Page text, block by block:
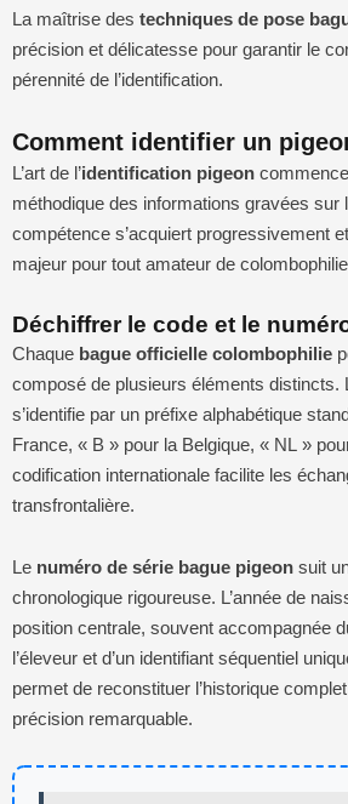
La maîtrise des techniques de pose
précision et délicatesse pour garantir le
pérennité de l’identification.
Comment identifier un
L’art de l’identification pigeon
méthodique des informations gravées sur
compétence s’acquiert progressivement
majeur pour tout amateur de
Déchiffrer le code et le
Chaque bague officielle colombophilie
composé de plusieurs éléments distincts.
s’identifie par un préfixe alphabétique
France, « B » pour la Belgique, « NL »
codification internationale facilite les
transfrontalière.
Le numéro de série bague pigeon suit
chronologique rigoureuse. L’année de
position centrale, souvent accompagnée
l’éleveur et d’un identifiant séquentiel
permet de reconstituer l’historique
précision remarquable.